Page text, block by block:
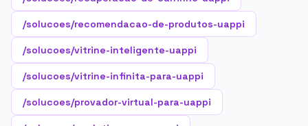
/solucoes/recomendacao-de-produtos-uappi
/solucoes/vitrine-inteligente-uappi
/solucoes/vitrine-infinita-para-uappi
/solucoes/provador-virtual-para-uappi